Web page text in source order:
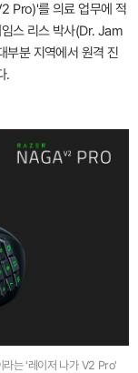
Pro)'를 의료 업무에 적
스 리스 박사(Dr. Jam
부분 지역에서 원격 진
.
라는 '레이저 나가 V2 Pro'